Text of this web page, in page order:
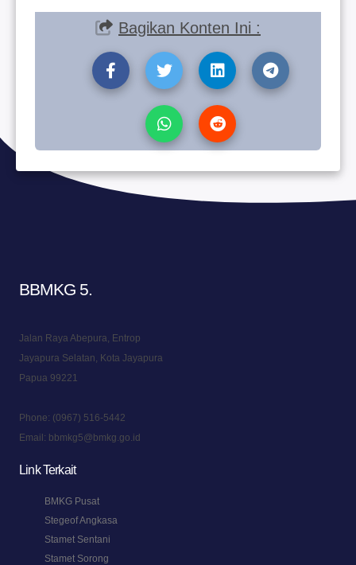
Bagikan Konten Ini :
BBMKG 5.
Jalan Raya Abepura, Entrop
Jayapura Selatan, Kota Jayapura
Papua 99221
Phone: (0967) 516-5442
Email: bbmkg5@bmkg.go.id
Link Terkait
BMKG Pusat
Stegeof Angkasa
Stamet Sentani
Stamet Sorong